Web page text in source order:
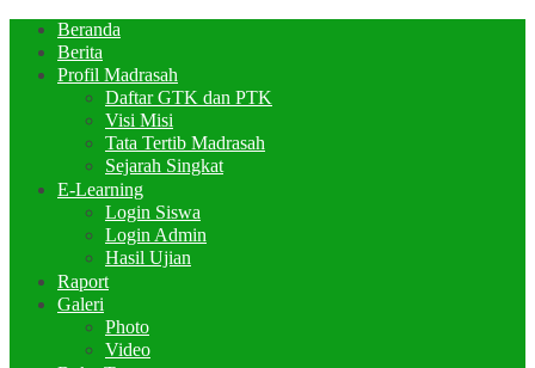
Beranda
Berita
Profil Madrasah
Daftar GTK dan PTK
Visi Misi
Tata Tertib Madrasah
Sejarah Singkat
E-Learning
Login Siswa
Login Admin
Hasil Ujian
Raport
Galeri
Photo
Video